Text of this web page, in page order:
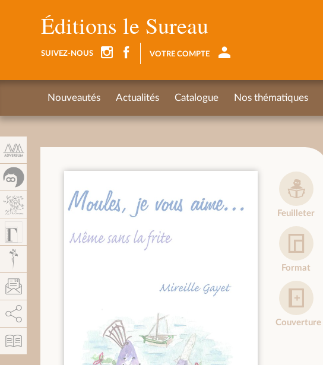
Feuilleter
Format
Couverture
Éditions le Sureau
SUIVEZ-NOUS VOTRE COMPTE
Nouveautés Actualités Catalogue Nos thématiques